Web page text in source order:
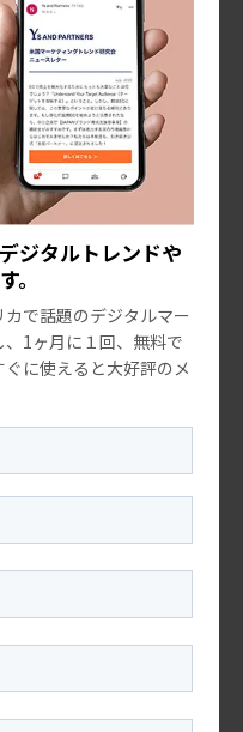
ジタルトレンドや
。
で話題のデジタルマー
1ヶ月に１回、無料で
に使えると大好評のメ
日米文化の違い
Predictions For 2025
分析
ドやセミナー情報をお届け
録ください！
ましては、以下のフォーム
せ